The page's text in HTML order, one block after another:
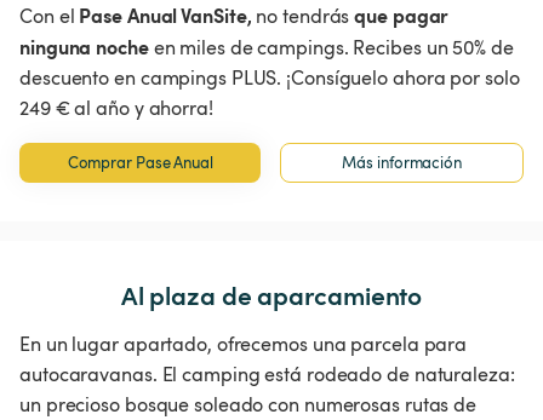
Con el Pase Anual VanSite, no tendrásque pagar
ninguna nocheen miles de campings. Recibes un 50% de
descuento en campings PLUS. ¡Consíguelo ahora por solo
249 € al año y ahorra!
Comprar Pase Anual Más información
Al plaza de aparcamiento
En un lugar apartado, ofrecemos una parcela para
autocaravanas. El camping está rodeado de naturaleza:
un precioso bosque soleado con numerosas rutas de